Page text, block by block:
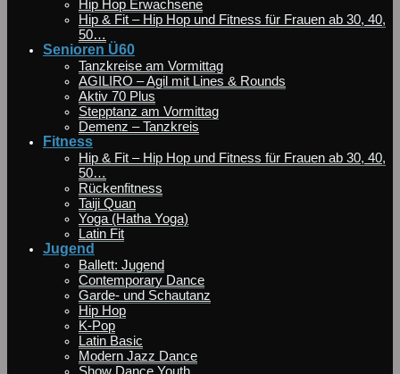
Hip Hop Erwachsene
Hip & Fit – Hip Hop und Fitness für Frauen ab 30, 40,
50…
Senioren Ü60
Tanzkreise am Vormittag
AGILIRO – Agil mit Lines & Rounds
Aktiv 70 Plus
Stepptanz am Vormittag
Demenz – Tanzkreis
Fitness
Hip & Fit – Hip Hop und Fitness für Frauen ab 30, 40,
50…
Rückenfitness
Taiji Quan
Yoga (Hatha Yoga)
Latin Fit
Jugend
Ballett: Jugend
Contemporary Dance
Garde- und Schautanz
Hip Hop
K-Pop
Latin Basic
Modern Jazz Dance